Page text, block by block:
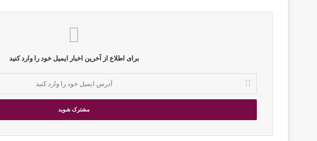
برای اطلاع از آخرین اخبار ایمیل خود را وارد کنید
ر
ا